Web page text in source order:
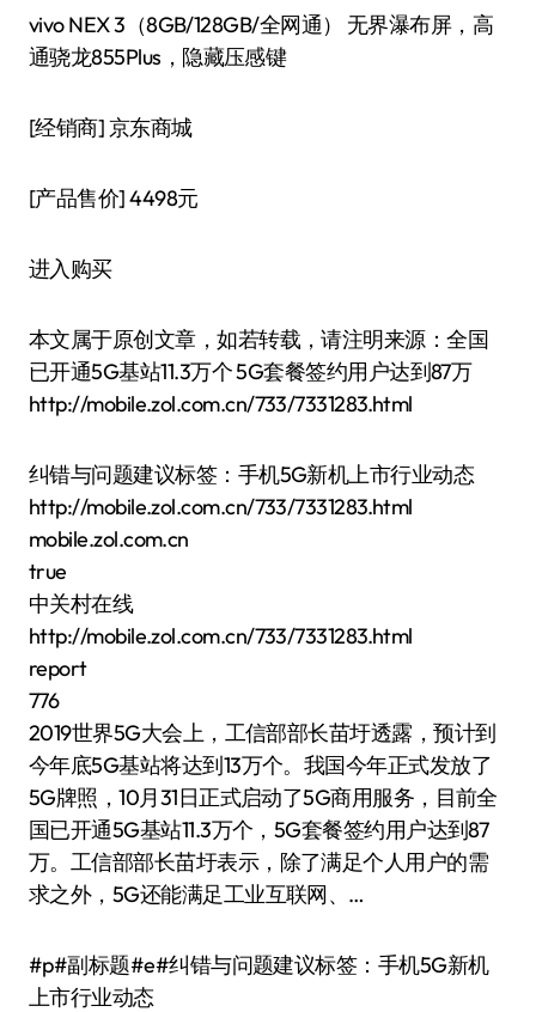
vivo NEX 3（8GB/128GB/全网通） 无界瀑布屏，高
通骁龙855Plus，隐藏压感键
[经销商]京东商城
[产品售价]4498元
进入购买
本文属于原创文章，如若转载，请注明来源：全国
已开通5G基站11.3万个 5G套餐签约用户达到87万
http://mobile.zol.com.cn/733/7331283.html
纠错与问题建议标签：手机5G新机上市行业动态
http://mobile.zol.com.cn/733/7331283.html
mobile.zol.com.cn
true
中关村在线
http://mobile.zol.com.cn/733/7331283.html
report
776
2019世界5G大会上，工信部部长苗圩透露，预计到
今年底5G基站将达到13万个。我国今年正式发放了
5G牌照，10月31日正式启动了5G商用服务，目前全
国已开通5G基站11.3万个，5G套餐签约用户达到87
万。工信部部长苗圩表示，除了满足个人用户的需
求之外，5G还能满足工业互联网、…
#p#副标题#e#纠错与问题建议标签：手机5G新机
上市行业动态